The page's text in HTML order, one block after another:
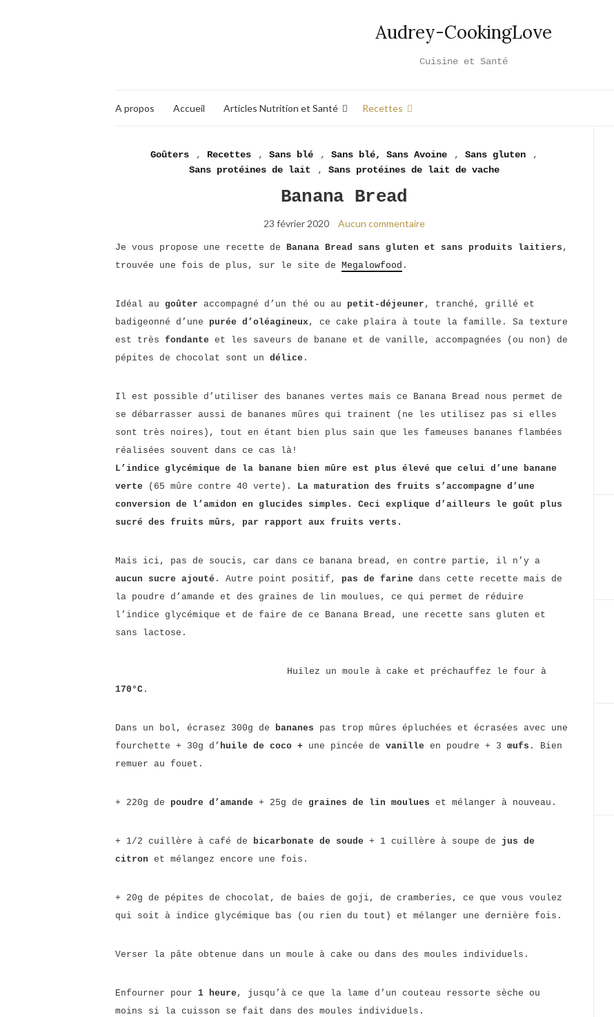
Audrey-CookingLove
Cuisine et Santé
A propos Accueil Articles Nutrition et Santé Recettes
Goûters
, Recettes , Sans blé , Sans blé, Sans Avoine , Sans gluten
,
Sans protéines de lait
, Sans protéines de lait de vache
Banana Bread
23 février 2020 Aucun commentaire
Je vous propose une recette de Banana Bread sans gluten et sans produits laitiers ,
trouvée une fois de plus, sur le site de Megalowfood .
Idéal au goûter accompagné d’un thé ou au petit-déjeuner , tranché, grillé et
badigeonné d’une purée d’oléagineux, ce cake plaira à toute la famille. Sa texture
est très fondante et les saveurs de banane et de vanille, accompagnées (ou non) de
pépites de chocolat sont un délice .
Il est possible d’utiliser des bananes vertes mais ce Banana Bread nous permet de
se débarrasser aussi de bananes mûres qui trainent (ne les utilisez pas si elles
sont très noires), tout en étant bien plus sain que les fameuses bananes flambées
réalisées souvent dans ce cas là!
L’indice glycémique de la banane bien mûre est plus élevé que celui d’une banane
verte (65 mûre contre 40 verte). La maturation des fruits s’accompagne d’une
conversion de l’amidon en glucides simples. Ceci explique d’ailleurs le goût plus
sucré des fruits mûrs, par rapport aux fruits verts.
Mais ici, pas de soucis, car dans ce banana bread, en contre partie, il n’y a
aucun sucre ajouté . Autre point positif, pas de farine dans cette recette mais de
la poudre d’amande et des graines de lin moulues, ce qui permet de réduire
l’indice glycémique et de faire de ce Banana Bread, une recette sans gluten et
sans lactose.
Huilez un moule à cake et préchauffez le four à
170°C .
Dans un bol, écrasez 300g de bananes pas trop mûres épluchées et écrasées avec une
fourchette + 30g d’ huile de coco + une pincée de vanille en poudre + 3 œufs . Bien
remuer au fouet.
+ 220g de poudre d’amande + 25g de graines de lin moulues et mélanger à nouveau.
+ 1/2 cuillère à café de bicarbonate de soude + 1 cuillère à soupe de jus de
citron et mélangez encore une fois.
+ 20g de pépites de chocolat, de baies de goji, de cramberies, ce que vous voulez
qui soit à indice glycémique bas (ou rien du tout) et mélanger une dernière fois.
Verser la pâte obtenue dans un moule à cake ou dans des moules individuels.
Enfourner pour 1 heure , jusqu’à ce que la lame d’un couteau ressorte sèche ou
moins si la cuisson se fait dans des moules individuels.